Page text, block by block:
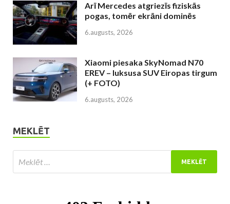
Arī Mercedes atgriezīs fiziskās
pogas, tomēr ekrāni dominēs
6.augusts, 2026
Xiaomi piesaka SkyNomad N70
EREV – luksusa SUV Eiropas tirgum
(+ FOTO)
6.augusts, 2026
MEKLĒT